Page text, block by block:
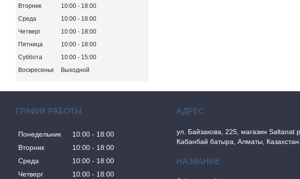
Вторник
10:00
18:00
Среда
10:00
18:00
Четверг
10:00
18:00
Пятница
10:00
18:00
Суббота
10:00
15:00
Воскресенье
Выходной
ГРАФИК РАБОТЫ
Понедельник 10:00
18:00
Вторник
10:00
18:00
Среда
10:00
18:00
Четверг
10:00 18:00
ул. Байзакова, 225, магазин Saltanat
Кабанбай батыра, Алматы, Казахстан